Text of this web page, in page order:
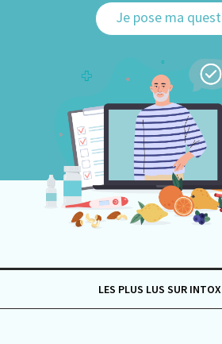
Je pose ma
LES PLUS LUS SUR